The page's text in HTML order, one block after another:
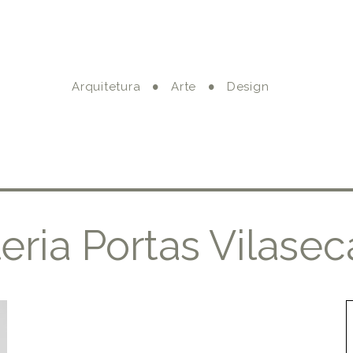
Arquitetura Arte Design
Portas